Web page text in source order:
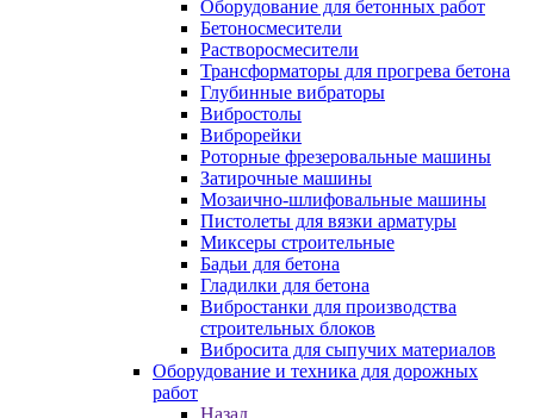
Оборудование для бетонных работ
Бетоносмесители
Растворосмесители
Трансформаторы для прогрева бетона
Глубинные вибраторы
Вибростолы
Виброрейки
Роторные фрезеровальные машины
Затирочные машины
Мозаично-шлифовальные машины
Пистолеты для вязки арматуры
Миксеры строительные
Бадьи для бетона
Гладилки для бетона
Вибростанки для производства
строительных блоков
Вибросита для сыпучих материалов
Оборудование и техника для дорожных
работ
Назад